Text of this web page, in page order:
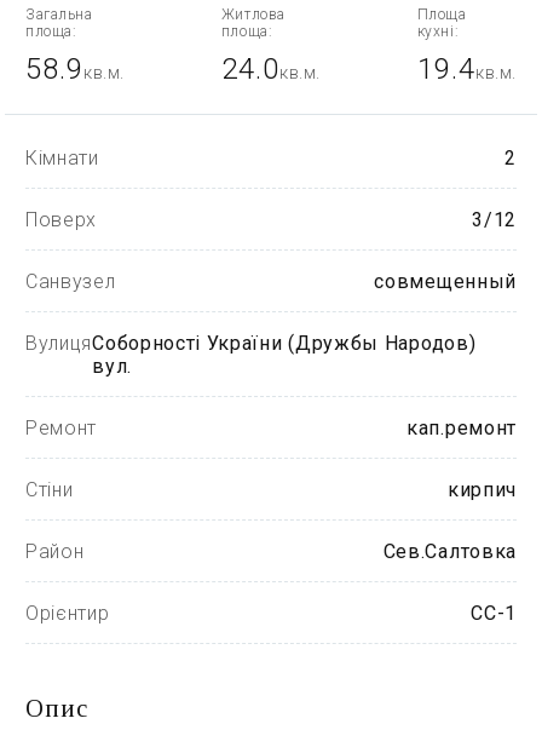
Загальна
площа:
58.9 кв.м.
Житлова
площа:
24.0кв.м.
Площа
кухні:
19.4кв.м.
Кімнати 2
Поверх 3/12
Санвузел совмещенный
ВулицяСоборності України (Дружбы Народов)
вул.
Ремонт кап.ремонт
Стіни кирпич
Район Сев.Салтовка
Орієнтир СС-1
Опис